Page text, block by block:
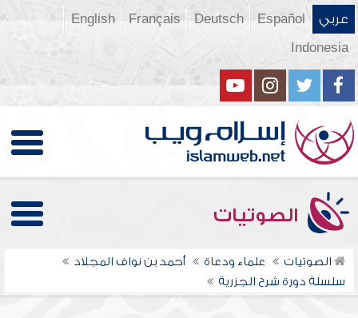
عربي Español
Deutsch
Français
English
Indonesia
الصوتيات
الصوتيات علماء ودعاة
أحمد بن نواف المجلاد
سلسلة دورة شرح الجزرية